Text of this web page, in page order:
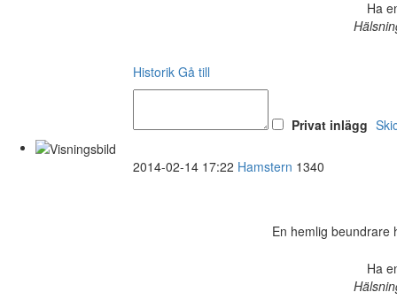
Ha
Historik Gå till
Privat inlägg
2014-02-14 17:22 Hamstern 1340
En hemlig beundrare
Ha